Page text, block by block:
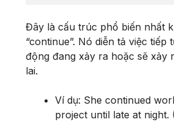
Đây là cấu trúc phổ biến nhất
“continue”. Nó diễn tả việc tiếp
động đang xảy ra hoặc sẽ xảy
lai.
Ví dụ: She continued
project until late at night.